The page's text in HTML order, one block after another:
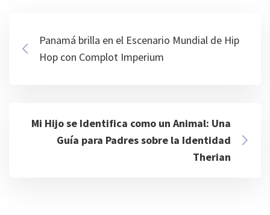
Panamá brilla en el Escenario Mundial de Hip
Hop con Complot Imperium
Mi Hijo se Identifica como un Animal: Una
Guía para Padres sobre la Identidad
Therian